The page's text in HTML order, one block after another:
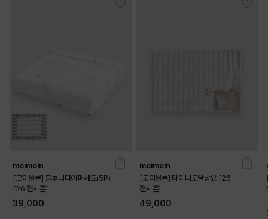
moimoln
[모이몰른] 블루니다이퍼세트(5P)
[26 전시즌]
39,000
moimoln
[모이몰른] 타이니모달담요 [26
전시즌]
49,000